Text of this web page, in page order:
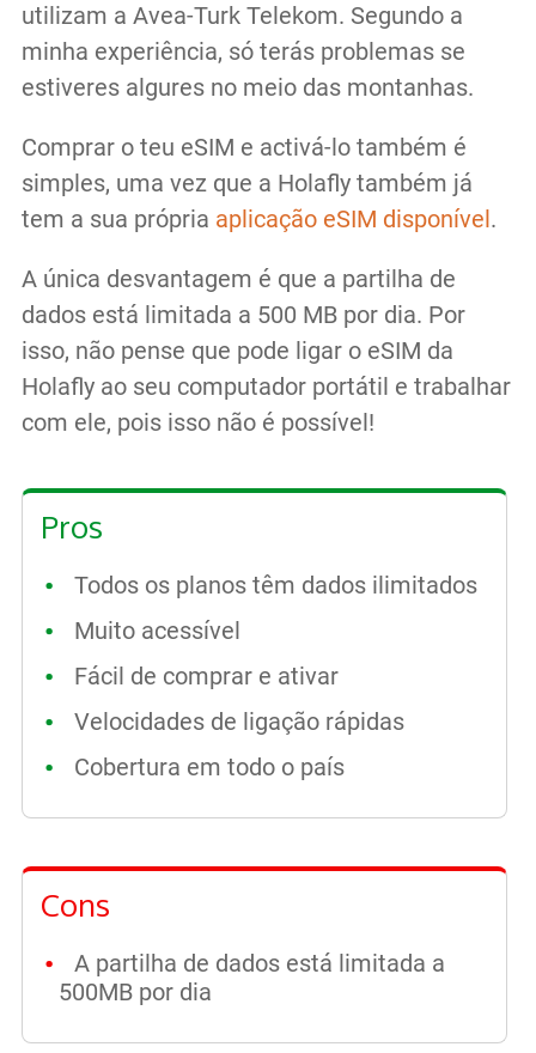
utilizam a Avea-Turk Telekom. Segundo a
minha experiência, só terás problemas se
estiveres algures no meio das montanhas.
Comprar o teu eSIM e activá-lo também é
simples, uma vez que a Holafly também já
tem a sua própria aplicação eSIM disponível.
A única desvantagem é que a partilha de
dados está limitada a 500 MB por dia. Por
isso, não pense que pode ligar o eSIM da
Holafly ao seu computador portátil e trabalhar
com ele, pois isso não é possível!
Pros
Todos os planos têm dados ilimitados
Muito acessível
Fácil de comprar e ativar
Velocidades de ligação rápidas
Cobertura em todo o país
Cons
A partilha de dados está limitada a
500MB por dia